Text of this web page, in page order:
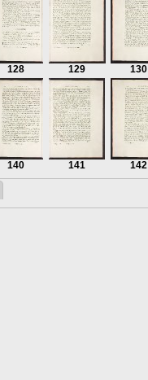
128 129 130
140 141 142